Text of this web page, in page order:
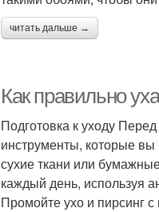
читать дальше →
Как правильно
Подготовка к уходу
инструменты, которые вы
сухие ткани или
каждый день, используя
Промойте ухо и пирсинг